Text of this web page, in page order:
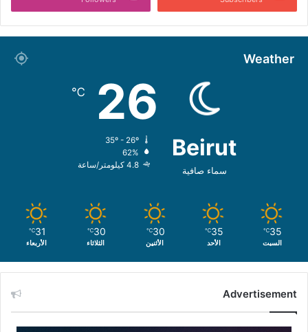
Weather
Beirut
سماء صافية
26
℃
62%
4.8 كيلومتر/ساعة
35
℃
السبت
35
℃
الأحد
30
℃
الأثنين
30
℃
الثلاثاء
31
℃
الأربعاء
Advertisement